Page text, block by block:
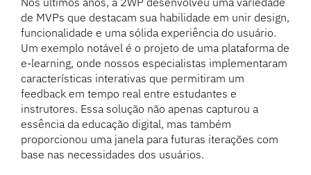
de MVPs que destacam sua habilidade em unir design,
funcionalidade e uma sólida experiência do usuário.
Um exemplo notável é o projeto de uma plataforma de
e-learning, onde nossos especialistas implementaram
características interativas que permitiram um
feedback em tempo real entre estudantes e
instrutores. Essa solução não apenas capturou a
essência da educação digital, mas também
proporcionou uma janela para futuras iterações com
base nas necessidades dos usuários.